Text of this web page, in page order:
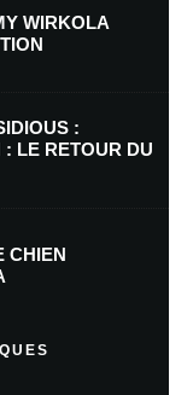
le navigateur pour
par e-mail.
WIRKOLA
:
: LE RETOUR DU
CHIEN